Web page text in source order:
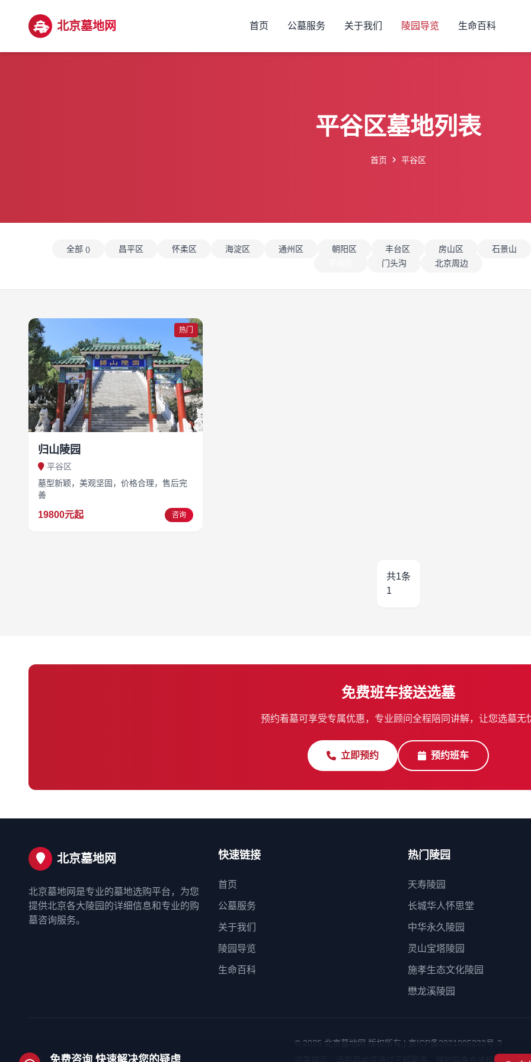
北京墓地网 首页 公墓服务 关于我们 陵园导览 生命百科
平谷区墓地列表
首页 平谷区
全部 () 昌平区 怀柔区 海淀区 通州区 朝阳区 丰台区 房山区
石景山
门头沟 北京周边
热门
归山陵园
平谷区
墓型新颖，美观坚固，价格合理，售后完
善
19800元起 咨询
共1条
1
免费班车接送选墓
预约看墓可享受专属优惠，专业顾问全程陪同讲解，让您选墓无
立即预约 预约班车
北京墓地网
北京墓地网是专业的墓地选购平台，为您
提供北京各大陵园的详细信息和专业的购
墓咨询服务。
快速链接
首页
公墓服务
关于我们
陵园导览
生命百科
热门陵园
天寿陵园
长城华人怀思堂
中华永久陵园
灵山宝塔陵园
施孝生态文化陵园
懋龙溪陵园
© 2025 北京墓地网 版权所有 | 京ICP备2021005233号-3
温馨提示：选购墓地请通过正规渠道，保护自身合法权益
免费咨询 快速解决您的疑虑